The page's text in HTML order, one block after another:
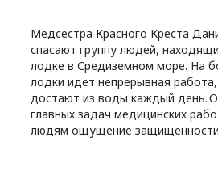
Медсестра Красного Креста
спасают группу людей,
лодке в Средиземном море. На
лодки идет непрерывная
достают из воды каждый день.
главных задач медицинских
людям ощущение защищенности